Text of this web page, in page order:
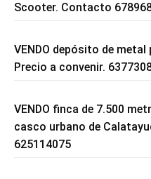
Scooter. Contacto
VENDO depósito de
Precio a convenir.
VENDO finca de 7.500
casco urbano de
625114075